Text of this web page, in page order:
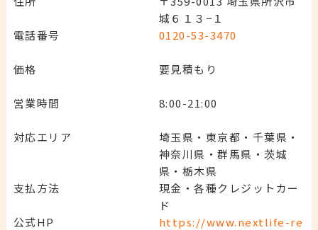
城６１３−１
電話番号
0120-53-3470
価格 要見積もり
営業時間 8:00-21:00
対応エリア
埼玉県・東京都・千葉県・
神奈川県・群馬県・茨城
県・栃木県
支払方法
現金・各種クレジットカー
ド
公式HP
https://www.nextlife-re